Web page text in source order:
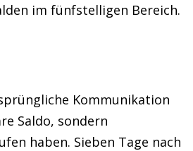
im fünfstelligen Bereich.
Kommunikation
Saldo, sondern
haben. Sieben Tage nach